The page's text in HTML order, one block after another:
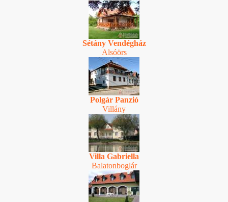
Sétány Vendégház
Alsóörs
Polgár Panzió
Villány
Villa Gabriella
Balatonboglár